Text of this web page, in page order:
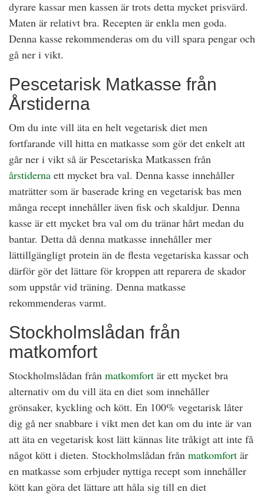
dyrare kassar men kassen är trots detta mycket prisvärd.
Maten är relativt bra. Recepten är enkla men goda.
Denna kasse rekommenderas om du vill spara pengar och
gå ner i vikt.
Pescetarisk Matkasse från
Årstiderna
Om du inte vill äta en helt vegetarisk diet men
fortfarande vill hitta en matkasse som gör det enkelt att
går ner i vikt så är Pescetariska Matkassen från
årstiderna ett mycket bra val. Denna kasse innehåller
maträtter som är baserade kring en vegetarisk bas men
många recept innehåller även fisk och skaldjur. Denna
kasse är ett mycket bra val om du tränar hårt medan du
bantar. Detta då denna matkasse innehåller mer
lättillgängligt protein än de flesta vegetariska kassar och
därför gör det lättare för kroppen att reparera de skador
som uppstår vid träning. Denna matkasse
rekommenderas varmt.
Stockholmslådan från
matkomfort
Stockholmslådan från matkomfort är ett mycket bra
alternativ om du vill äta en diet som innehåller
grönsaker, kyckling och kött. En 100% vegetarisk låter
dig gå ner snabbare i vikt men det kan om du inte är van
att äta en vegetarisk kost lätt kännas lite tråkigt att inte få
något kött i dieten. Stockholmslådan från matkomfort är
en matkasse som erbjuder nyttiga recept som innehåller
kött kan göra det lättare att håla sig till en diet